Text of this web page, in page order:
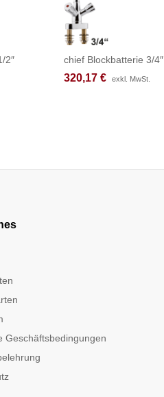
2″ chief Blockbatterie 3/4″
320,17 € exkl. MwSt.
320,17 € exkl. MwSt.
Geschäftsbedingungen